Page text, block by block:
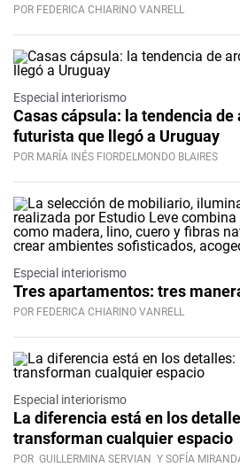
POR FEDERICA CHIARINO VANRELL
Especial interiorismo
Casas cápsula: la tendencia
futurista que llegó a Uruguay
POR MARÍA INÉS FIORDELMONDO BLAIRES
Especial interiorismo
Tres apartamentos: tres
POR FEDERICA CHIARINO VANRELL
Especial interiorismo
La diferencia está en los
transforman cualquier espacio
POR GUILLERMINA SERVIAN Y SOFÍA